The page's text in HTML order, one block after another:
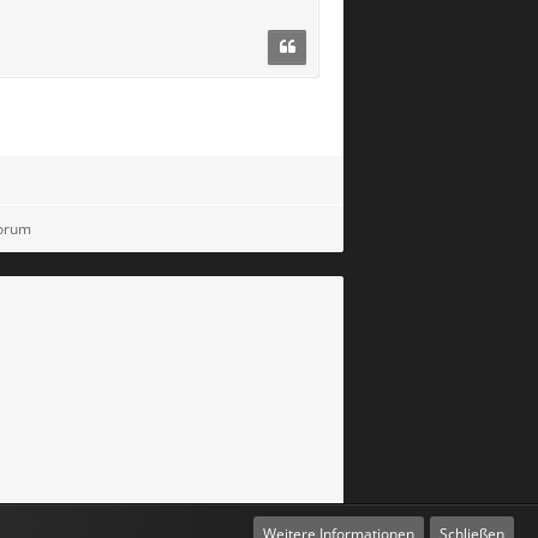
Weitere Informationen Schließen